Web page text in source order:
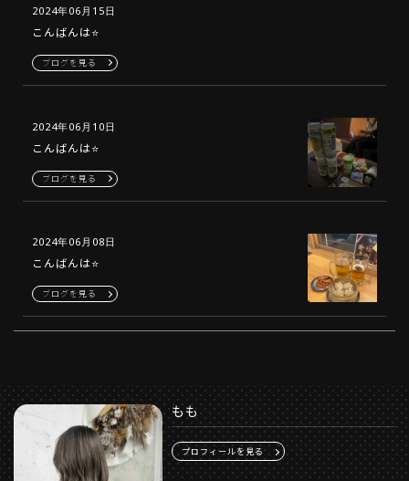
2024年06月15日
こんばんは⭐️
ブログを見る
2024年06月10日
こんばんは⭐️
ブログを見る
2024年06月08日
こんばんは⭐️
ブログを見る
もも
プロフィールを見る